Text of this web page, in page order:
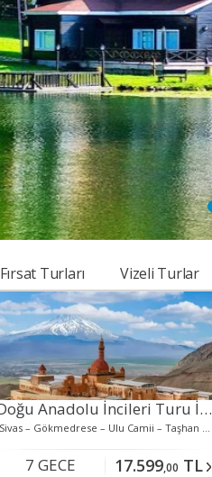
Fırsat Turları Vizeli Turlar
Doğu Anadolu İncileri Turu İstanbul Çıkışlı
(Sivas – Gökmedrese – Ulu Camii – Taşhan – Madımak Oteli – Buruciye Medresesi – Çifte Minareli Medrese – Kongre Binası)(Yakutiye Medresesi – Üç Kümbetler – Çifte Minareli Medrese – Ulu Camii – Lala Mustafa Paşa Camii – Oltu Taşı Çarşısı – Aziziye Tabyası – Pasinler – Horasan – Sarıkamış – Şehitler Anıtı – 12 Havariler Kilisesi – Taş Köprü – Kars Kalesi)(Arpaçay – Ani Harabeleri – Surp Prkitch Kilisesi – Tigran Honents Kilisesi – Küçük Hamam – Ani Katedrali – Menucehr Camii – Digor – Tuzluca – Iğ
7 GECE 17.599,00 TL